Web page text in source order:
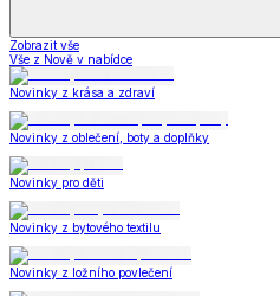
Zobrazit vše
Vše z Nově v nabídce
Novinky z krása a zdraví
Novinky z oblečení, boty a doplňky
Novinky pro děti
Novinky z bytového textilu
Novinky z ložního povlečení